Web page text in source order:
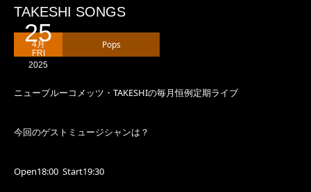
TAKESHI SONGS
4月
25
FRI
2025
Pops
ニューブルーコメッツ・TAKESHIの毎月恒例定期ライブ
今回のゲストミュージシャンは？
Open18:00 Start19:30